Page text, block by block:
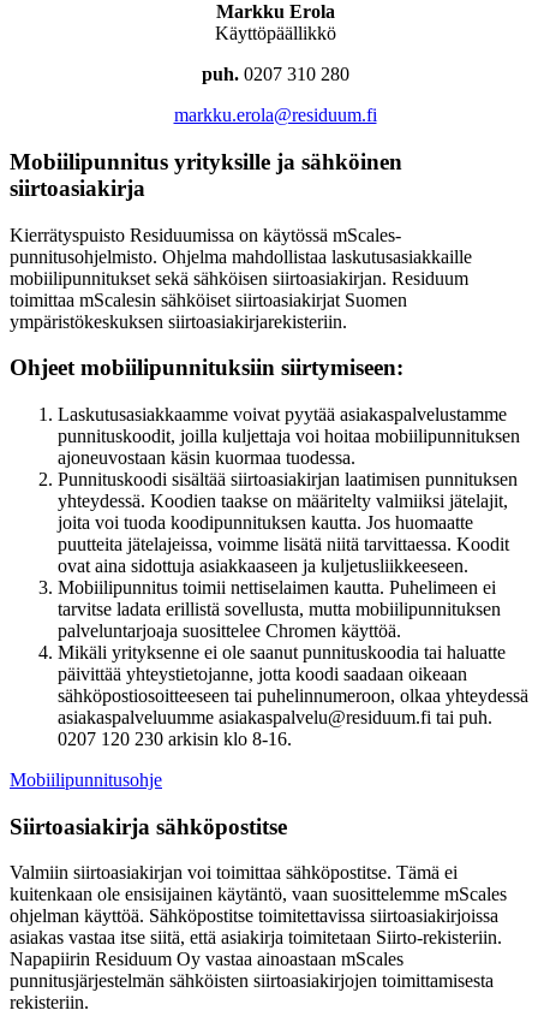
Markku Erola
Käyttöpäällikkö
puh.0207 310 280
markku.erola@residuum.fi
Mobiilipunnitus yrityksille ja sähköinen
siirtoasiakirja
Kierrätyspuisto Residuumissa on käytössä mScales-
punnitusohjelmisto. Ohjelma mahdollistaa laskutusasiakkaille
mobiilipunnitukset sekä sähköisen siirtoasiakirjan. Residuum
toimittaa mScalesin sähköiset siirtoasiakirjat Suomen
ympäristökeskuksen siirtoasiakirjarekisteriin.
Ohjeet mobiilipunnituksiin siirtymiseen:
Laskutusasiakkaamme voivat pyytää asiakaspalvelustamme
punnituskoodit, joilla kuljettaja voi hoitaa mobiilipunnituksen
ajoneuvostaan käsin kuormaa tuodessa.
Punnituskoodi sisältää siirtoasiakirjan laatimisen punnituksen
yhteydessä. Koodien taakse on määritelty valmiiksi jätelajit,
joita voi tuoda koodipunnituksen kautta. Jos huomaatte
puutteita jätelajeissa, voimme lisätä niitä tarvittaessa. Koodit
ovat aina sidottuja asiakkaaseen ja kuljetusliikkeeseen.
Mobiilipunnitus toimii nettiselaimen kautta. Puhelimeen ei
tarvitse ladata erillistä sovellusta, mutta mobiilipunnituksen
palveluntarjoaja suosittelee Chromen käyttöä.
Mikäli yrityksenne ei ole saanut punnituskoodia tai haluatte
päivittää yhteystietojanne, jotta koodi saadaan oikeaan
sähköpostiosoitteeseen tai puhelinnumeroon, olkaa yhteydessä
asiakaspalveluumme asiakaspalvelu@residuum.fi tai puh.
0207 120 230 arkisin klo 8-16.
Mobiilipunnitusohje
Siirtoasiakirja sähköpostitse
Valmiin siirtoasiakirjan voi toimittaa sähköpostitse. Tämä ei
kuitenkaan ole ensisijainen käytäntö, vaan suosittelemme mScales
ohjelman käyttöä. Sähköpostitse toimitettavissa siirtoasiakirjoissa
asiakas vastaa itse siitä, että asiakirja toimitetaan Siirto-rekisteriin.
Napapiirin Residuum Oy vastaa ainoastaan mScales
punnitusjärjestelmän sähköisten siirtoasiakirjojen toimittamisesta
rekisteriin.